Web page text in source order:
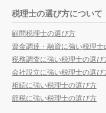
税理士の選び方について
顧問税理士の選び方
資金調達・融資に強い税理士
税務調査に強い税理士の選び
会社設立に強い税理士の選び
相続に強い税理士の選び方
節税に強い税理士の選び方